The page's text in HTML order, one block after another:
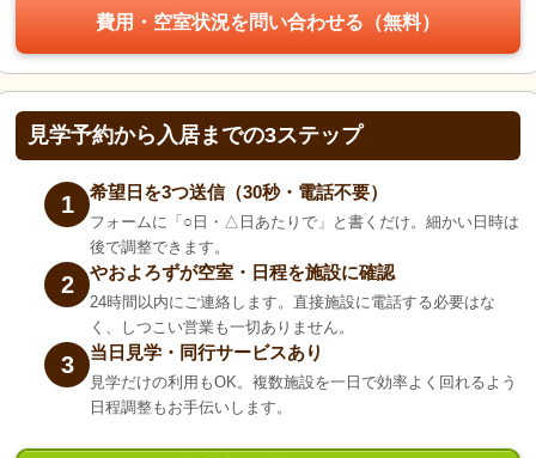
費用・空室状況を問い合わせる（無料）
見学予約から入居までの3ステップ
1 希望日を3つ送信（30秒・電話不要）
フォームに「○日・△日あたりで」と書くだけ。細かい日時は
後で調整できます。
2 やおよろずが空室・日程を施設に確認
24時間以内にご連絡します。直接施設に電話する必要はな
く、しつこい営業も一切ありません。
3 当日見学・同行サービスあり
見学だけの利用もOK。複数施設を一日で効率よく回れるよう
日程調整もお手伝いします。